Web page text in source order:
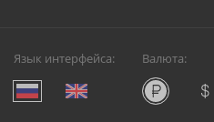
Язык интерфейса: Валюта: